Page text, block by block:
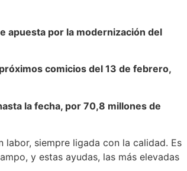
apuesta por la modernización del
comicios del 13 de febrero,
la fecha, por 70,8 millones de
siempre ligada con la calidad. Es
y estas ayudas, las más elevadas